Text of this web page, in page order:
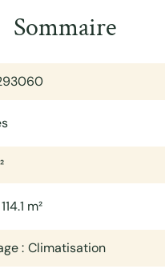
Sommaire
114.1 m²
Climatisation